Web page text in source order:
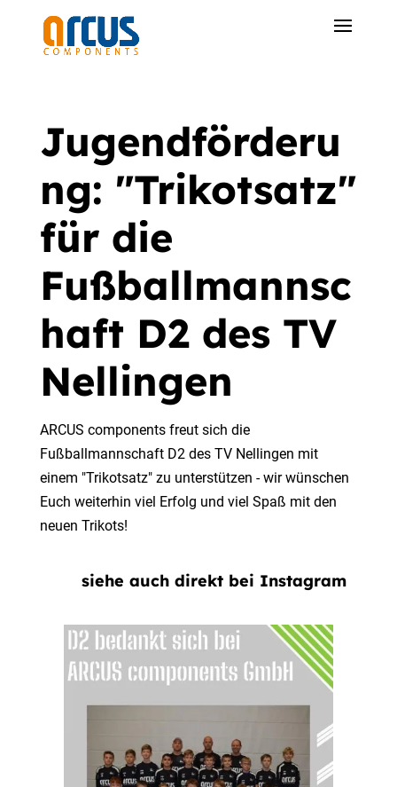
Jugendförderu
ng: "Trikotsatz"
für die
Fußballmannsc
haft D2 des TV
Nellingen
ARCUS components freut sich die
Fußballmannschaft D2 des TV Nellingen mit
einem "Trikotsatz" zu unterstützen - wir wünschen
Euch weiterhin viel Erfolg und viel Spaß mit den
neuen Trikots!
siehe auch direkt bei Instagram